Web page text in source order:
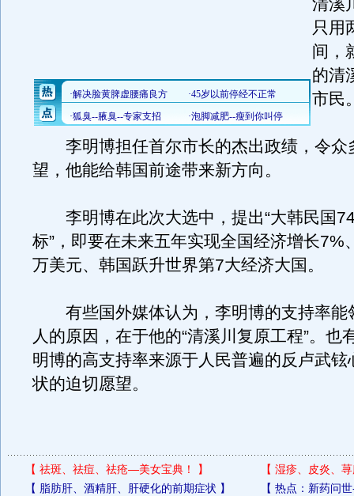
清溪
只用
间，
的清
市民
李明博担任首尔市长的杰出政绩，令众
望，他能给韩国前途带来新方向。
李明博在此次大选中，提出“大韩民国
标”，即要在未来五年实现全国经济增长7%
万美元、韩国跃升世界第7大经济大国。
有些国外媒体认为，李明博的支持率能
人的原因，在于他的“清溪川复原工程”。也
明博的高支持率来源于人民普遍的反卢武铉
状的迫切愿望。
【 祛斑、祛痘、祛疮—美女宝典！ 】 【 湿疹、皮炎、
【 脂肪肝、酒精肝、肝硬化的前期症状 】 【 热点：新药问